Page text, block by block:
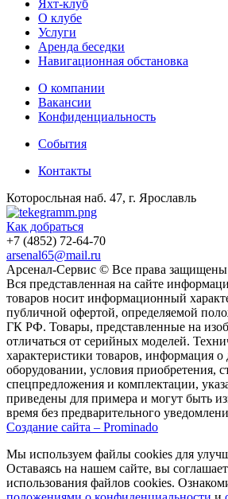
Яхт-клуб
О клубе
Услуги
Аренда беседки
Навигационная обстановка
О компании
Вакансии
Конфиденциальность
События
Контакты
Которосльная наб. 47, г. Ярославль
Как добраться
+7 (4852) 72-64-70
arsenal65@mail.ru
Aрсенал-Сервис © Все права защищены
Вся представленная на сайте
товаров носит информационный
публичной офертой, определяемой
ГК РФ. Товары, представленные на
отличаться от серийных моделей.
характеристики товаров, информация
оборудовании, условия приобретения,
спецпредложения и комплектации,
приведены для примера и могут быть
время без предварительного
Создание сайта – Prominado
Мы используем файлы cookies для
Оставаясь на нашем сайте, вы
использования файлов cookies.